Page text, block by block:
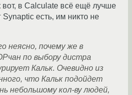
вот, в Calculate всё ещё лучше
Synaptic есть, им никто не
неясно, почему же в
по выбору дистра
Кальк. Очевидно из
что Кальк подойдет
небольшому кол-ву людей,